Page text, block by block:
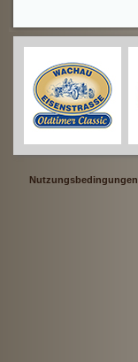
Nutzungsbedingungen